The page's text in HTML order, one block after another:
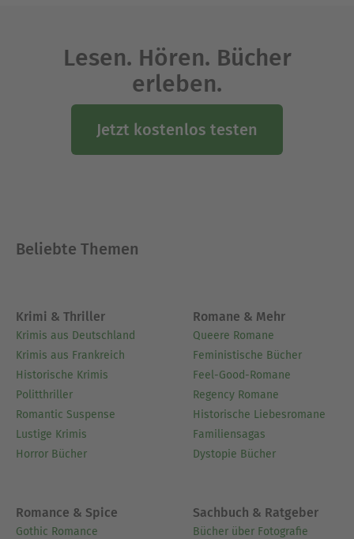
Lesen. Hören. Bücher
erleben.
Jetzt kostenlos testen
Beliebte Themen
Krimi & Thriller
Krimis aus Deutschland
Krimis aus Frankreich
Historische Krimis
Politthriller
Romantic Suspense
Lustige Krimis
Horror Bücher
Romane & Mehr
Queere Romane
Feministische Bücher
Feel-Good-Romane
Regency Romane
Historische Liebesromane
Familiensagas
Dystopie Bücher
Romance & Spice
Gothic Romance
Sachbuch & Ratgeber
Bücher über Fotografie